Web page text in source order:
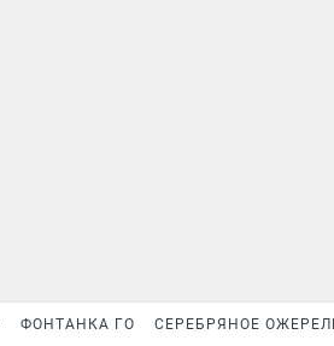
ФОНТАНКА ГО СЕРЕБРЯНОЕ